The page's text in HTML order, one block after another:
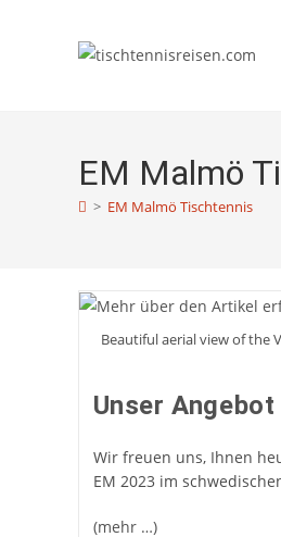
EM Malmö
> EM Malmö Tischtennis
Beautiful aerial view of the
Unser
Wir freuen uns, Ihnen
EM 2023 im
(mehr …)